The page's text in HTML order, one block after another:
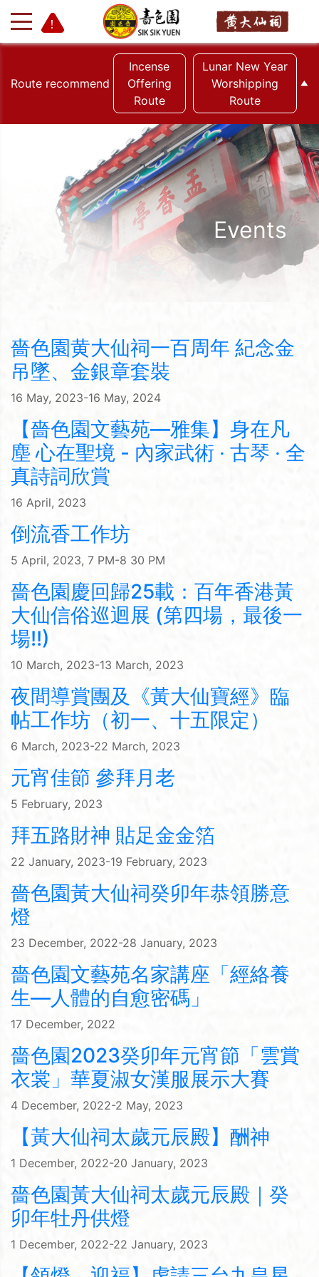
+ -
Route recommend
Incense
Offering
Route
Lunar New Year
Worshipping
Route
Events
嗇色園黄大仙祠一百周年 紀念金
吊墜、金銀章套裝
16 May, 2023-16 May, 2024
【嗇色園文藝苑—雅集】身在凡
塵 心在聖境 - 內家武術 ‧ 古琴 ‧ 全
真詩詞欣賞
16 April, 2023
倒流香工作坊
5 April, 2023, 7 PM-8 30 PM
嗇色園慶回歸25載：百年香港黃
大仙信俗巡迴展 (第四場，最後一
場!!)
10 March, 2023-13 March, 2023
夜間導賞團及《黃大仙寶經》臨
帖工作坊（初一、十五限定）
6 March, 2023-22 March, 2023
元宵佳節 參拜月老
5 February, 2023
拜五路財神 貼足金金箔
22 January, 2023-19 February, 2023
嗇色園黃大仙祠癸卯年恭領勝意
燈
23 December, 2022-28 January, 2023
嗇色園文藝苑名家講座「經絡養
生—人體的自愈密碼」
17 December, 2022
嗇色園2023癸卯年元宵節「雲賞
衣裳」華夏淑女漢服展示大賽
4 December, 2022-2 May, 2023
【黃大仙祠太歲元辰殿】酬神
1 December, 2022-20 January, 2023
嗇色園黃大仙祠太歲元辰殿｜癸
卯年牡丹供燈
1 December, 2022-22 January, 2023